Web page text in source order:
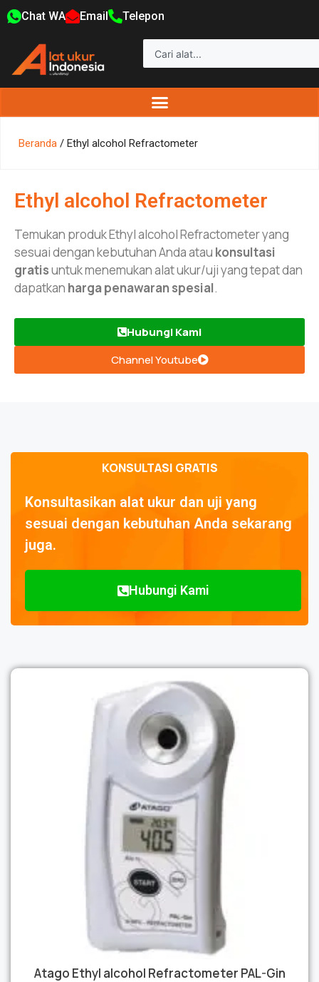
Chat WA Email Telepon
Beranda / Ethyl alcohol Refractometer
Ethyl alcohol Refractometer
Temukan produk Ethyl alcohol Refractometer yang
sesuai dengan kebutuhan Anda atau konsultasi
gratisuntuk menemukan alat ukur/uji yang tepat dan
dapatkan harga penawaran spesial.
Hubungi Kami
Channel Youtube
KONSULTASI GRATIS
Konsultasikan alat ukur dan uji yang
sesuai dengan kebutuhan Anda sekarang
juga.
Hubungi Kami
Atago Ethyl alcohol Refractometer PAL-Gin